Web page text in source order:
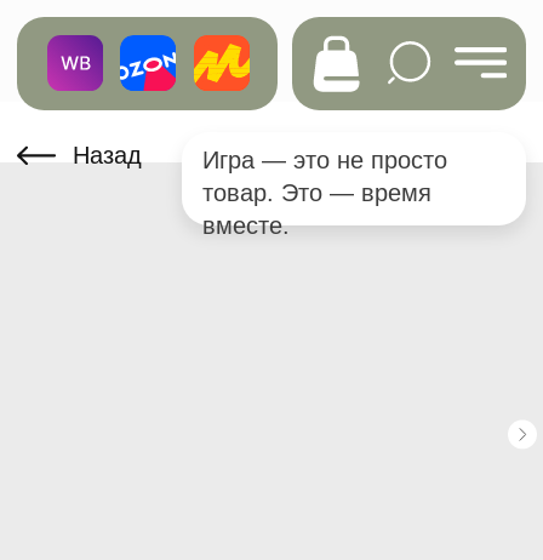
Назад
Игра — это не просто
вместе.